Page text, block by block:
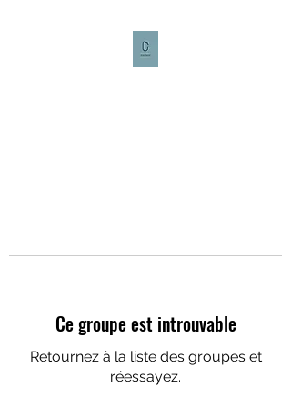
Ce groupe est introuvable
Retournez à la liste des groupes et
réessayez.